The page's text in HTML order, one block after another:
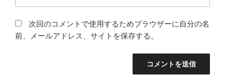
次回のコメントで使用するためブラウザーに自分の名
前、メールアドレス、サイトを保存する。